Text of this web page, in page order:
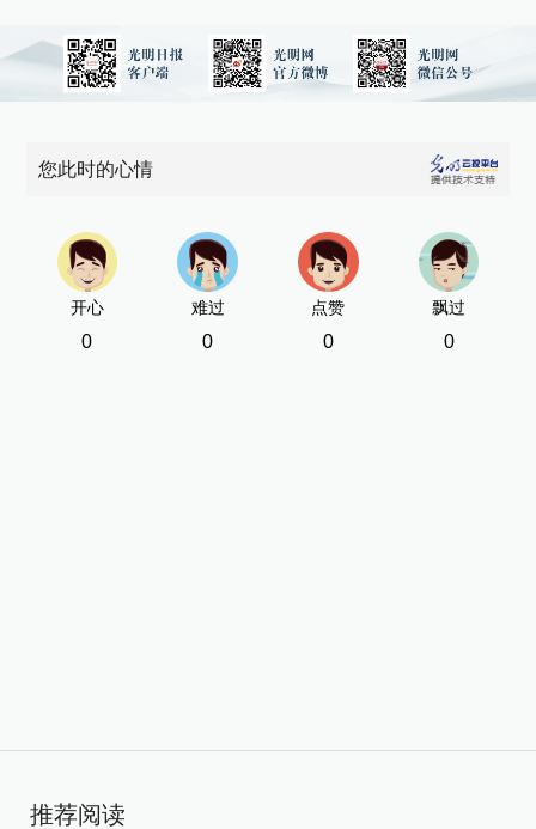
您此时的心情
开心
0
难过
0
点赞
0
飘过
0
推荐阅读